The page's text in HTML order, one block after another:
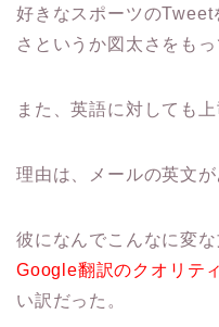
好きなスポーツのTweet
さというか図太さをもっ
また、英語に対しても上
理由は、メールの英文
彼になんでこんなに変
Google翻訳のクオリテ
い訳だった。